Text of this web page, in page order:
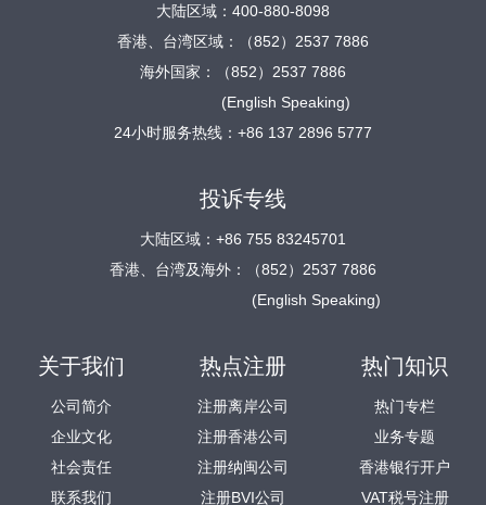
大陆区域：400-880-8098
香港、台湾区域：（852）2537 7886
海外国家：（852）2537 7886
(English Speaking)
24小时服务热线：+86 137 2896 5777
投诉专线
大陆区域：+86 755 83245701
香港、台湾及海外：（852）2537 7886
(English Speaking)
关于我们
公司简介
企业文化
社会责任
联系我们
热点注册
注册离岸公司
注册香港公司
注册纳闽公司
注册BVI公司
热门知识
热门专栏
业务专题
香港银行开户
VAT税号注册